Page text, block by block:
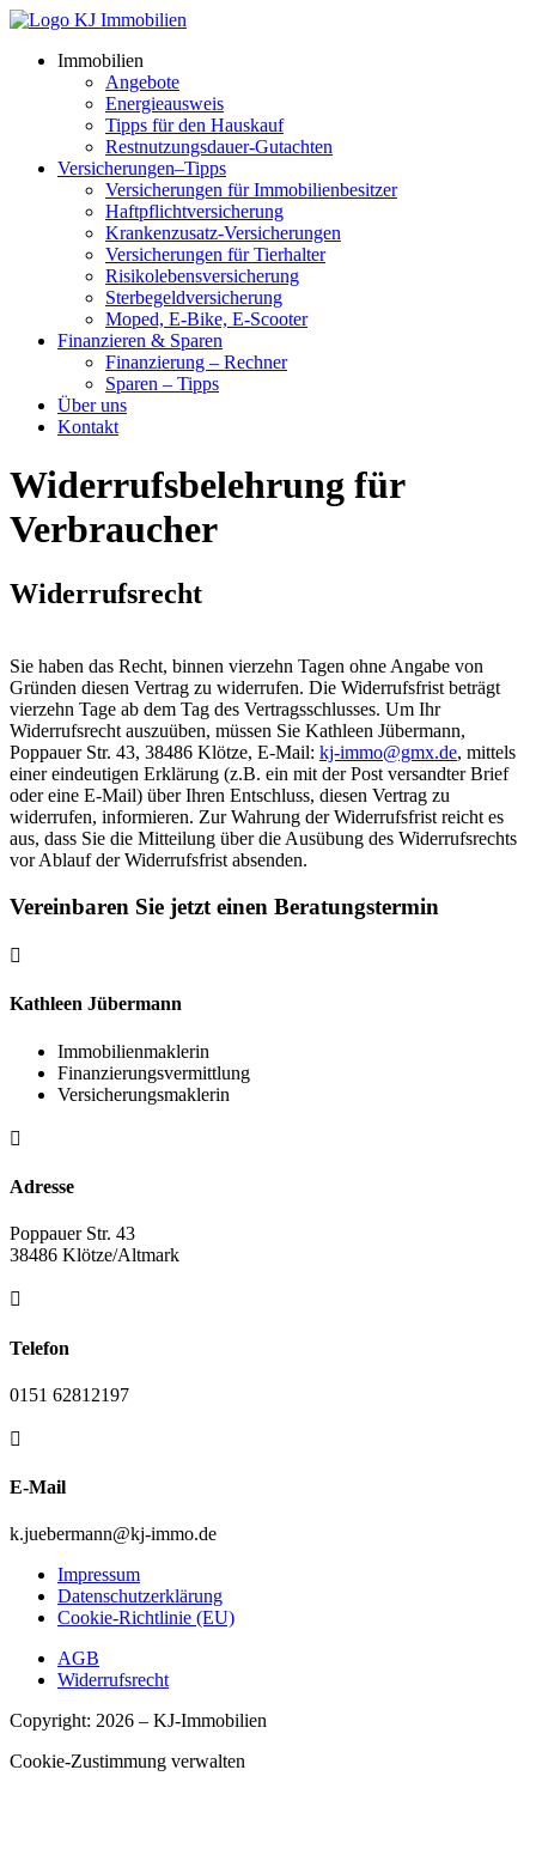
Immobilien
Angebote
Energieausweis
Tipps für den Hauskauf
Restnutzungsdauer-Gutachten
Versicherungen–Tipps
Versicherungen für Immobilienbesitzer
Haftpflichtversicherung
Krankenzusatz-Versicherungen
Versicherungen für Tierhalter
Risikolebensversicherung
Sterbegeldversicherung
Moped, E-Bike, E-Scooter
Finanzieren & Sparen
Finanzierung – Rechner
Sparen – Tipps
Über uns
Kontakt
Widerrufsbelehrung für
Verbraucher
Widerrufsrecht
Sie haben das Recht, binnen vierzehn Tagen ohne Angabe von
Gründen diesen Vertrag zu widerrufen. Die Widerrufsfrist beträgt
vierzehn Tage ab dem Tag des Vertragsschlusses. Um Ihr
Widerrufsrecht auszuüben, müssen Sie Kathleen Jübermann,
Poppauer Str. 43, 38486 Klötze, E-Mail: kj-immo@gmx.de, mittels
einer eindeutigen Erklärung (z.B. ein mit der Post versandter Brief
oder eine E-Mail) über Ihren Entschluss, diesen Vertrag zu
widerrufen, informieren. Zur Wahrung der Widerrufsfrist reicht es
aus, dass Sie die Mitteilung über die Ausübung des Widerrufsrechts
vor Ablauf der Widerrufsfrist absenden.
Vereinbaren Sie jetzt einen Beratungstermin

Kathleen Jübermann
Immobilien­maklerin
Finanzierungs­vermittlung
Versicherungs­maklerin

Adresse
Poppauer Str. 43
38486 Klötze/Altmark

Telefon
0151 62812197

E-Mail
k.juebermann@kj-immo.de
Impressum
Datenschutzerklärung
Cookie-Richtlinie (EU)
AGB
Widerrufsrecht
Copyright: 2026 – KJ-Immobilien
Cookie-Zustimmung verwalten